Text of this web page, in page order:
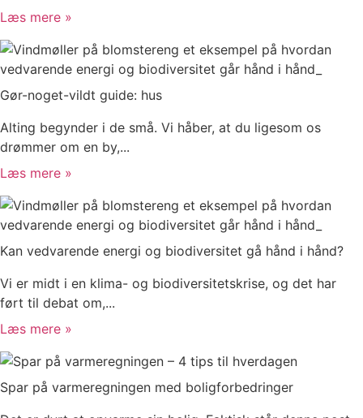
Læs mere »
Gør-noget-vildt guide: hus
Alting begynder i de små. Vi håber, at du ligesom os
drømmer om en by,...
Læs mere »
Kan vedvarende energi og biodiversitet gå hånd i hånd?
Vi er midt i en klima- og biodiversitetskrise, og det har
ført til debat om,...
Læs mere »
Spar på varmeregningen med boligforbedringer